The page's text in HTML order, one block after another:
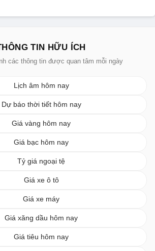
TIN HỮU ÍCH
các thông tin được quan tâm mỗi ngày
Lịch âm hôm nay
Dự báo thời tiết hôm nay
Giá vàng hôm nay
Giá bạc hôm nay
Tỷ giá ngoại tệ
Giá xe ô tô
Giá xe máy
Giá xăng dầu hôm nay
Giá tiêu hôm nay